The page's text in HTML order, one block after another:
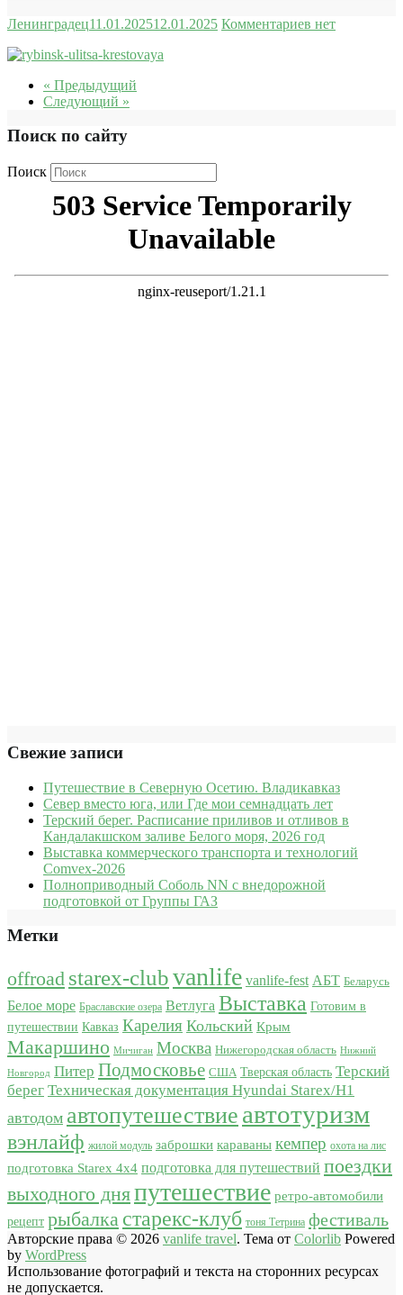
Ленинградец11.01.202512.01.2025 Комментариев нет
« Предыдущий
Следующий »
Поиск по сайту
Поиск
Свежие записи
Путешествие в Северную Осетию. Владикавказ
Север вместо юга, или Где мои семнадцать лет
Терский берег. Расписание приливов и отливов в
Кандалакшском заливе Белого моря, 2026 год
Выставка коммерческого транспорта и технологий
Comvex-2026
Полноприводный Соболь NN с внедорожной
подготовкой от Группы ГАЗ
Метки
offroad starex-clubvanlife vanlife-fest АБТ Беларусь
Белое море Браславские озера Ветлуга Выставка Готовим в
путешествии Кавказ Карелия Кольский Крым
Макаршино Мичиган Москва Нижегородская область Нижний
Новгород Питер Подмосковье США Тверская область Терский
берег Техническая документация Hyundai Starex/H1
автодом автопутешествие автотуризм
вэнлайф жилой модуль заброшки караваны кемпер охота на лис
подготовка Starex 4x4 подготовка для путешествий поездки
выходного дняпутешествие ретро-автомобили
рецепт рыбалка старекс-клуб тоня Тетрина фестиваль
Авторские права © 2026 vanlife travel. Тема от Colorlib Powered
by WordPress
Использование фотографий и текста на сторонних ресурсах
не допускается.